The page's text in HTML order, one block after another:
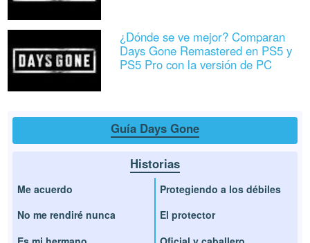
¿Dónde se ve mejor? Comparan
Days Gone Remastered en PS5 y
PS5 Pro con la versión de PC
Guía Days Gone
Historias
Me acuerdo
No me rendiré nunca
Protegiendo a los débiles
El protector